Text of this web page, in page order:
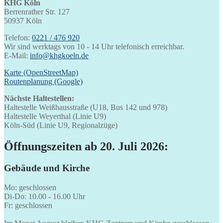
KHG Köln
Berrenrather Str. 127
50937 Köln
Telefon: 0221 / 476 920
Wir sind werktags von 10 - 14 Uhr telefonisch erreichbar.
E-Mail: info@khgkoeln.de
Karte (OpenStreetMap)
Routenplanung (Google)
Nächste Haltestellen:
Haltestelle Weißhausstraße (U18, Bus 142 und 978)
Haltestelle Weyerthal (Linie U9)
Köln-Süd (Linie U9, Regionalzüge)
Öffnungszeiten ab 20. Juli 2026:
Gebäude und Kirche
Mo: geschlossen
Di-Do: 10.00 - 16.00 Uhr
Fr: geschlossen